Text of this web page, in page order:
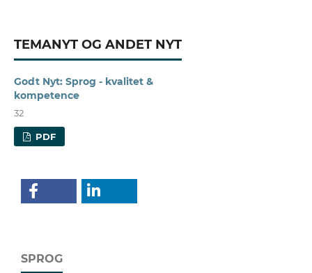
TEMANYT OG ANDET NYT
Godt Nyt: Sprog - kvalitet &
kompetence
32
PDF
SPROG